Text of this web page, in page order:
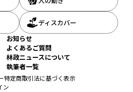
ディスカバー
お知らせ
よくあるご質問
林政ニュースについて
執筆者一覧
特定商取引法に基づく表示
ン